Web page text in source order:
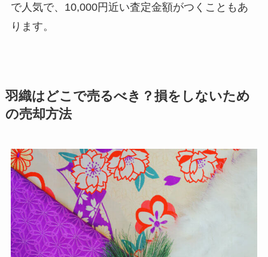
で人気で、10,000円近い査定金額がつくこともあ
ります。
羽織はどこで売るべき？損をしないため
の売却方法